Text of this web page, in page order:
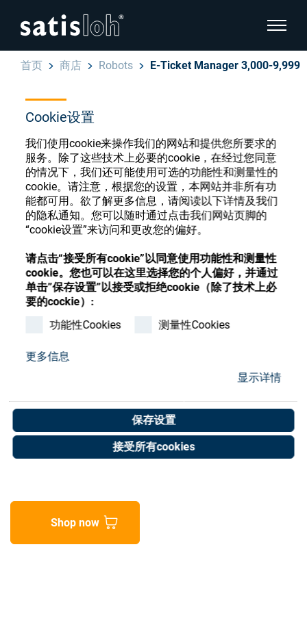
Cookie设置
我们使用cookie来操作我们的网站和提供您所要求的
服务。除了这些技术上必要的cookie，在经过您同意
的情况下，我们还可能使用可选的功能性和测量性的
cookie。请注意，根据您的设置，本网站并非所有功
能都可用。欲了解更多信息，请阅读以下详情及我们
的隐私通知。您可以随时通过点击我们网站页脚的
“cookie设置”来访问和更改您的偏好。
请点击“接受所有cookie”以同意使用功能性和测量性
cookie。您也可以在这里选择您的个人偏好，并通过
单击”保存设置”以接受或拒绝cookie（除了技术上必
要的cockie）:
功能性Cookies
测量性Cookies
更多信息
显示详情
保存设置
接受所有cookies
显示页
汉语
眼镜光学
精密光学
我们是谁
加入我们
English
Deutsch
Español
Français
首页 商店 Robots E-Ticket Manager 3,000-9,999
眼镜光学耗材商店
注册或登录以访问您的帐户，并了解我们的各
种眼镜光学耗材
注册 登录
E-Ticket Manager 3,000-
9,999
Art. No. 03000571
Unit of measure : Piece
Shop now